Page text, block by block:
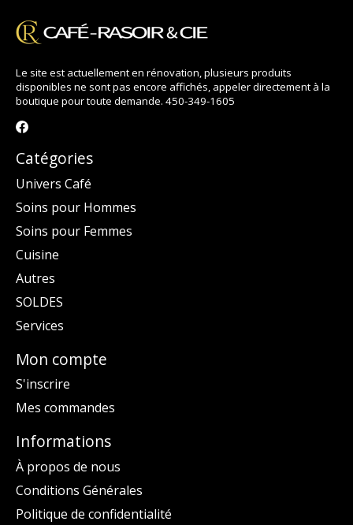
Le site est actuellement en rénovation, plusieurs produits
disponibles ne sont pas encore affichés, appeler directement à la
boutique pour toute demande. 450-349-1605
Catégories
Univers Café
Soins pour Hommes
Soins pour Femmes
Cuisine
Autres
SOLDES
Services
Mon compte
S'inscrire
Mes commandes
Informations
À propos de nous
Conditions Générales
Politique de confidentialité